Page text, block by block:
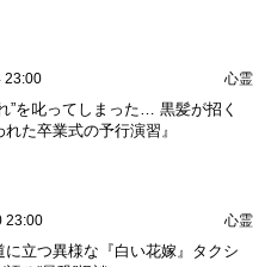
23:00 心霊
”を叱ってしまった… 黒髪が招く
た卒業式の予行演習』
23:00 心霊
に立つ異様な『白い花嫁』タクシ